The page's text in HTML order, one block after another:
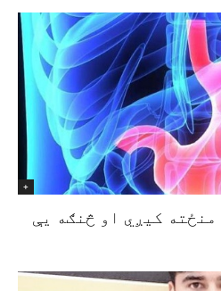
+
کیږي او څنګه یې